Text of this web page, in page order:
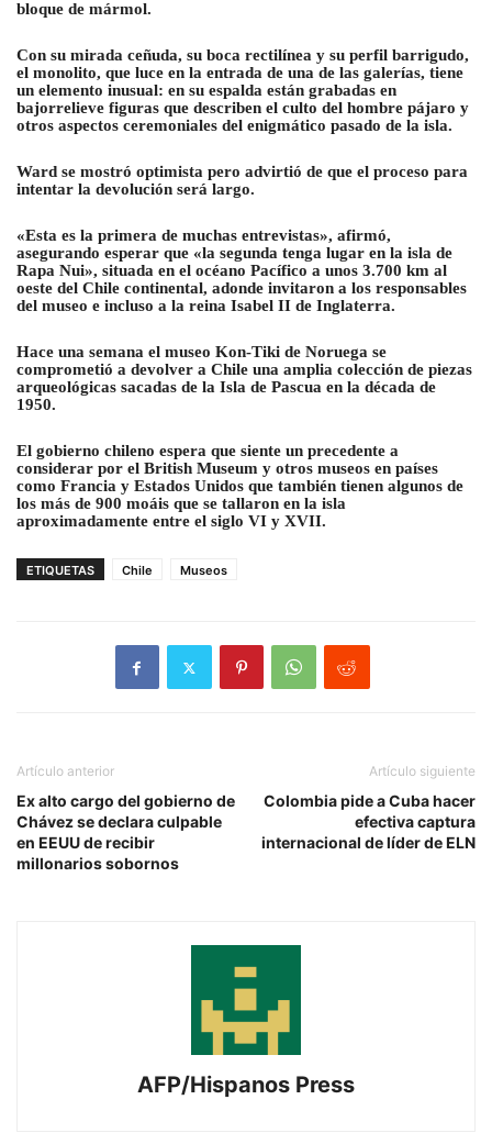
bloque de mármol.
Con su mirada ceñuda, su boca rectilínea y su perfil barrigudo,
el monolito, que luce en la entrada de una de las galerías, tiene
un elemento inusual: en su espalda están grabadas en
bajorrelieve figuras que describen el culto del hombre pájaro y
otros aspectos ceremoniales del enigmático pasado de la isla.
Ward se mostró optimista pero advirtió de que el proceso para
intentar la devolución será largo.
«Esta es la primera de muchas entrevistas», afirmó,
asegurando esperar que «la segunda tenga lugar en la isla de
Rapa Nui», situada en el océano Pacífico a unos 3.700 km al
oeste del Chile continental, adonde invitaron a los responsables
del museo e incluso a la reina Isabel II de Inglaterra.
Hace una semana el museo Kon-Tiki de Noruega se
comprometió a devolver a Chile una amplia colección de piezas
arqueológicas sacadas de la Isla de Pascua en la década de
1950.
El gobierno chileno espera que siente un precedente a
considerar por el British Museum y otros museos en países
como Francia y Estados Unidos que también tienen algunos de
los más de 900 moáis que se tallaron en la isla
aproximadamente entre el siglo VI y XVII.
ETIQUETAS Chile Museos
Artículo anterior
Ex alto cargo del gobierno de
Chávez se declara culpable
en EEUU de recibir
millonarios sobornos
Artículo siguiente
Colombia pide a Cuba hacer
efectiva captura
internacional de líder de ELN
AFP/Hispanos Press